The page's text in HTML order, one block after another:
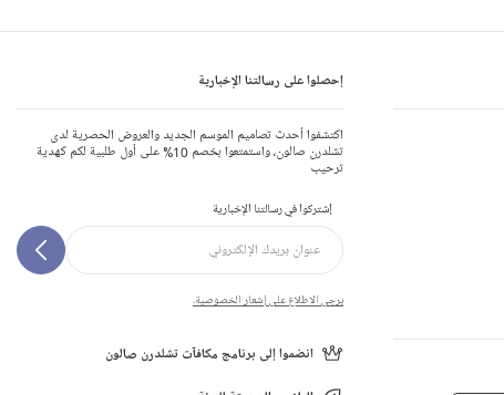
إحصلوا على رسالتنا الإخبارية
اكتشفوا أحدث تصاميم الموسم الجديد والعروض الحصرية لدى
تشلدرن صالون، واستمتعوا بخصم 10% على أول طلبية لكم كهدية
ترحيب
إشتركوا في رسالتنا الإخبارية
يرجى الاطلاع على إشعار الخصوصية.
انضموا إلى برنامج مكافآت تشلدرن صالون